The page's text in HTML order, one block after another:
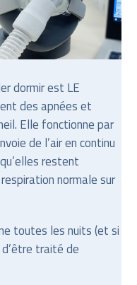
dormir est LE
des apnées et
Elle fonctionne par
de l’air en continu
restent
normale sur
toutes les nuits (et si
traité de